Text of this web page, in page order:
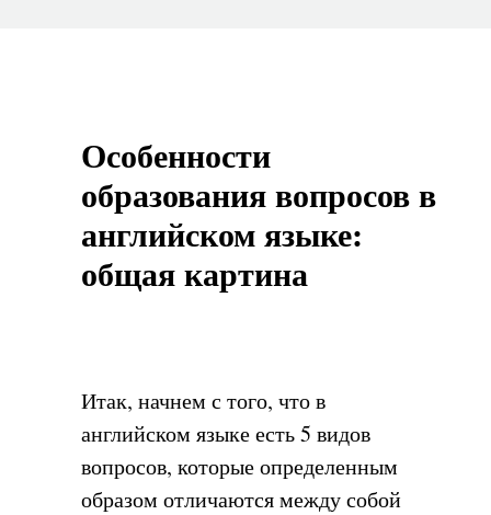
Особенности
образования вопросов в
английском языке:
общая картина
Итак, начнем с того, что в
английском языке есть 5 видов
вопросов, которые определенным
образом отличаются между собой